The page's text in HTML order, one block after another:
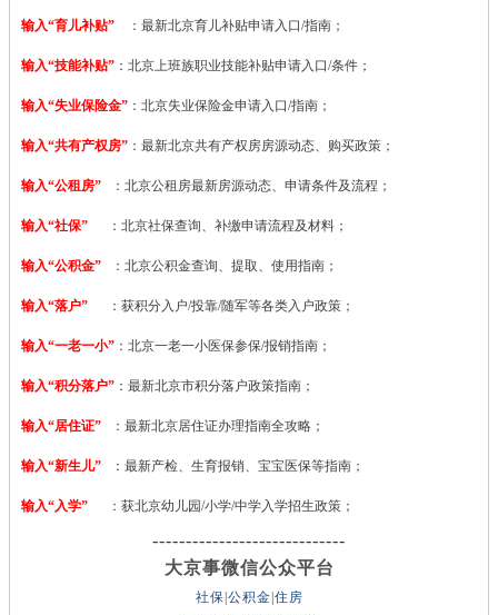
输入“育儿补贴” ：最新北京育儿补贴申请入口/指南；
输入“技能补贴” ： 北京上班族职业技能补贴申请入口/条件；
输入“失业保险金” ：北京失业保险金申请入口/指南；
输入“共有产权房” ：最新北京共有产权房房源动态、购买政策；
输入“公租房” ：北京公租房最新房源动态、申请条件及流程；
输入“社保” ：北京社保查询、补缴申请流程及材料；
输入“公积金” ：北京公积金查询、提取、使用指南；
输入“落户” ：获积分入户/投靠/随军等各类入户政策；
输入“一老一小” ：北京一老一小医保参保/报销指南；
输入“积分落户” ：最新北京市积分落户政策指南；
输入“居住证” ：最新北京居住证办理指南全攻略；
输入“新生儿” ：最新产检、生育报销、宝宝医保等指南；
输入“入学” ：获北京幼儿园/小学/中学入学招生政策；
-----------------------------
大京事微信公众平台
社保|公积金|住房